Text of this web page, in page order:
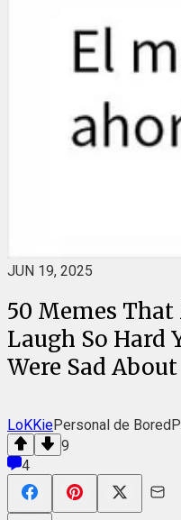
JUN 19, 2025
50 Memes
Laugh So Hard
Were Sad About
LoKKiePersonal de
9
4